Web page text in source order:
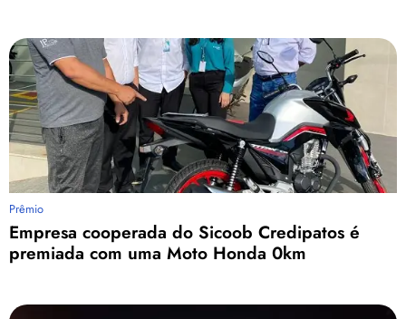
Prêmio
Empresa cooperada do Sicoob Credipatos é
premiada com uma Moto Honda 0km